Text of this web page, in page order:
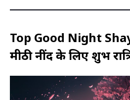
Top Good Night
मीठी नींद के लिए शुभ